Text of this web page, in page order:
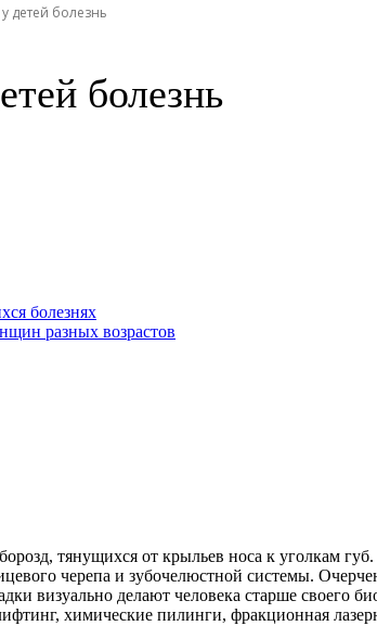
детей болезнь
болезнь
болезнях
разных возрастов
тянущихся от крыльев носа к уголкам
черепа и зубочелюстной системы.
визуально делают человека старше своего
химические пилинги, фракционная